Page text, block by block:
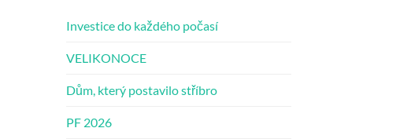
Investice do každého počasí
VELIKONOCE
Dům, který postavilo stříbro
PF 2026